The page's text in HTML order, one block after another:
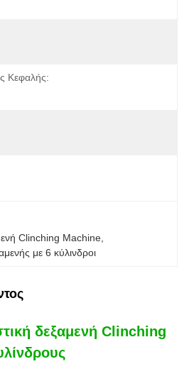
Κεφαλής:
Clinching Machine
με 6 κύλινδροι
δεξαμενή Clinching